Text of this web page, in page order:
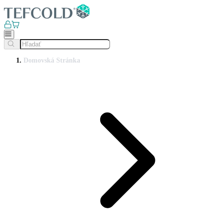
Domovská Stránka